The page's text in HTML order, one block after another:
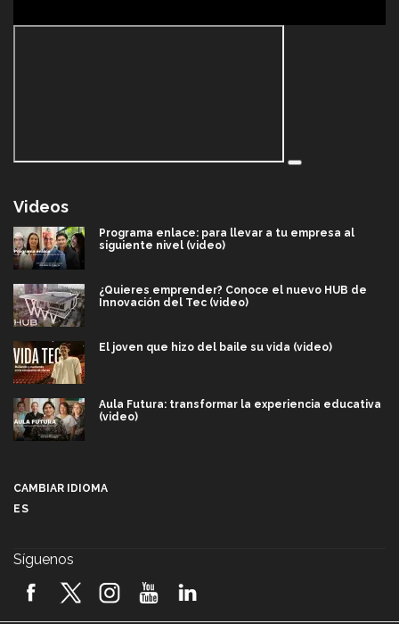
Videos
Programa enlace: para llevar a tu empresa al
siguiente nivel (video)
¿Quieres emprender? Conoce el nuevo HUB de
Innovación del Tec (video)
El joven que hizo del baile su vida (video)
Aula Futura: transformar la experiencia educativa
(video)
2026! (video)
CAMBIAR IDIOMA
ES
Síguenos